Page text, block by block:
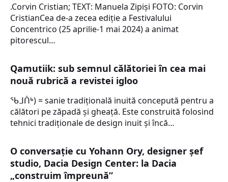
.Corvin Cristian; TEXT: Manuela Zipiși FOTO: Corvin
CristianCea de-a zecea ediție a Festivalului
Concentrico (25 aprilie-1 mai 2024) a animat
pitorescul…
Qamutiik: sub semnul călătoriei în cea mai
nouă rubrică a revistei igloo
ᖃᒧᑏᒃ) = sanie tradițională inuită concepută pentru a
călători pe zăpadă și gheață. Este construită folosind
tehnici tradiționale de design inuit și încă…
O conversație cu Yohann Ory, designer șef
studio, Dacia Design Center: la Dacia
„construim împreună”